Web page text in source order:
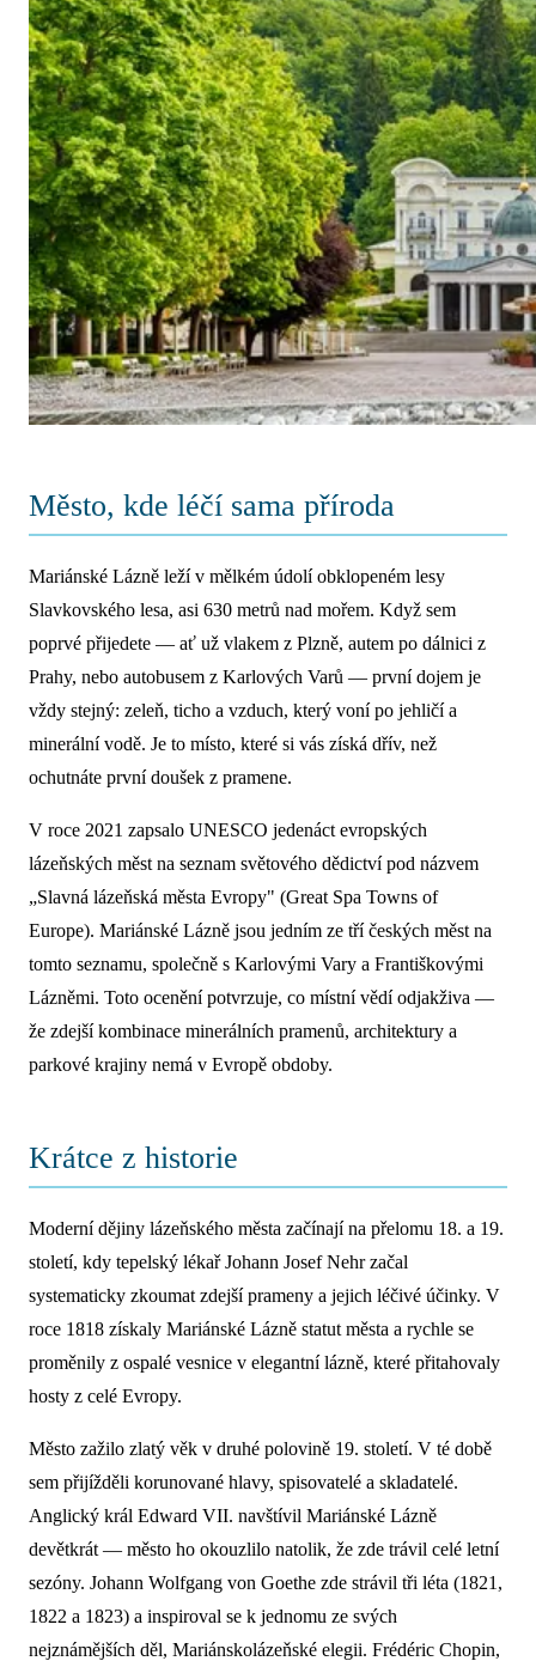
Město, kde léčí sama příroda
Mariánské Lázně leží v mělkém údolí obklopeném lesy
Slavkovského lesa, asi 630 metrů nad mořem. Když sem
poprvé přijedete — ať už vlakem z Plzně, autem po dálnici z
Prahy, nebo autobusem z Karlových Varů — první dojem je
vždy stejný: zeleň, ticho a vzduch, který voní po jehličí a
minerální vodě. Je to místo, které si vás získá dřív, než
ochutnáte první doušek z pramene.
V roce 2021 zapsalo UNESCO jedenáct evropských
lázeňských měst na seznam světového dědictví pod názvem
„Slavná lázeňská města Evropy" (Great Spa Towns of
Europe). Mariánské Lázně jsou jedním ze tří českých měst na
tomto seznamu, společně s Karlovými Vary a Františkovými
Lázněmi. Toto ocenění potvrzuje, co místní vědí odjakživa —
že zdejší kombinace minerálních pramenů, architektury a
parkové krajiny nemá v Evropě obdoby.
Krátce z historie
Moderní dějiny lázeňského města začínají na přelomu 18. a 19.
století, kdy tepelský lékař Johann Josef Nehr začal
systematicky zkoumat zdejší prameny a jejich léčivé účinky. V
roce 1818 získaly Mariánské Lázně statut města a rychle se
proměnily z ospalé vesnice v elegantní lázně, které přitahovaly
hosty z celé Evropy.
Město zažilo zlatý věk v druhé polovině 19. století. V té době
sem přijížděli korunované hlavy, spisovatelé a skladatelé.
Anglický král Edward VII. navštívil Mariánské Lázně
devětkrát — město ho okouzlilo natolik, že zde trávil celé letní
sezóny. Johann Wolfgang von Goethe zde strávil tři léta (1821,
1822 a 1823) a inspiroval se k jednomu ze svých
nejznámějších děl, Mariánskolázeňské elegii. Frédéric Chopin,